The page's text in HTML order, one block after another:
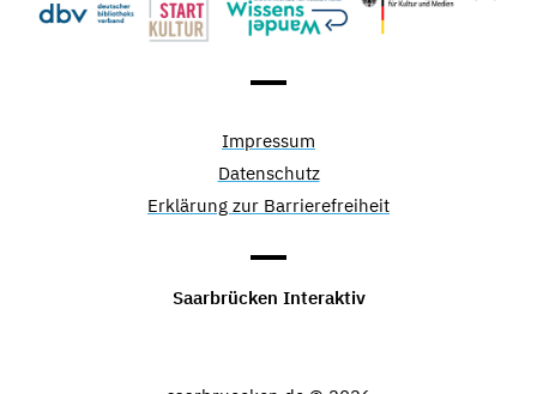
Impressum
Datenschutz
Erklärung zur Barrierefreiheit
Saarbrücken Interaktiv